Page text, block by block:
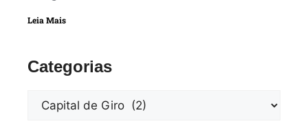
Leia Mais
Categorias